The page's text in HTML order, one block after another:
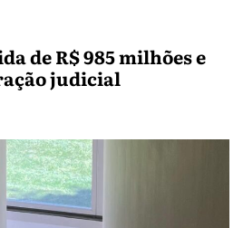
de R$ 985 milhões e
judicial